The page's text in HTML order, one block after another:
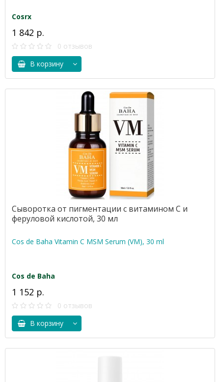
Cosrx
1 842 р.
0 отзывов
В корзину
Сыворотка от пигментации с витамином С и
феруловой кислотой, 30 мл
Cos de Baha Vitamin C MSM Serum (VM), 30 ml
Cos de Baha
1 152 р.
0 отзывов
В корзину